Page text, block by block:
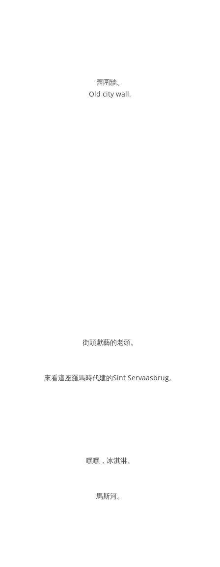
舊圍牆。
Old city wall.
街頭獻藝的老頭。
來看這座羅馬時代建的Sint Servaasbrug。
嘿嘿，冰淇淋。
馬斯河。